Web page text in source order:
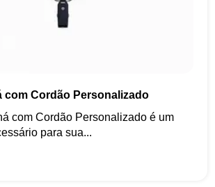
com Cordão Personalizado
com Cordão Personalizado é um
para sua...